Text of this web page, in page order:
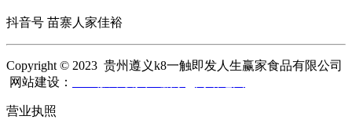
抖音号 苗寨人家佳裕
Copyright © 2023 贵州遵义k8一触即发人生赢家食品有限公司
网站建设：
营业执照